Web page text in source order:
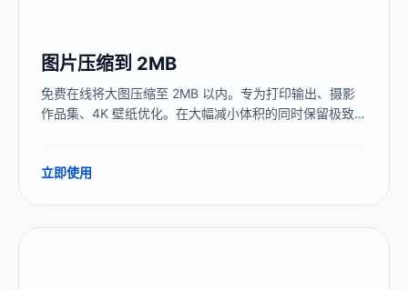
图片压缩到 2MB
免费在线将大图压缩至 2MB 以内。专为打印输出、摄影
作品集、4K 壁纸优化。在大幅减小体积的同时保留极致画
立即使用